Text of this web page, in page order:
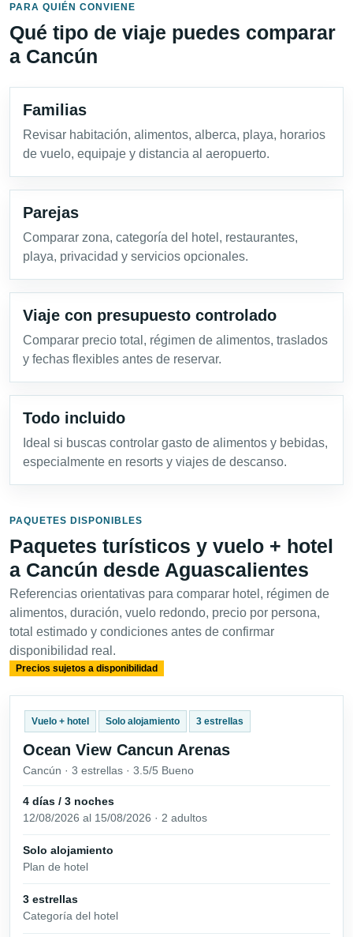
PARA QUIÉN CONVIENE
Qué tipo de viaje puedes comparar
a Cancún
Familias
Revisar habitación, alimentos, alberca, playa, horarios
de vuelo, equipaje y distancia al aeropuerto.
Parejas
Comparar zona, categoría del hotel, restaurantes,
playa, privacidad y servicios opcionales.
Viaje con presupuesto controlado
Comparar precio total, régimen de alimentos, traslados
y fechas flexibles antes de reservar.
Todo incluido
Ideal si buscas controlar gasto de alimentos y bebidas,
especialmente en resorts y viajes de descanso.
PAQUETES DISPONIBLES
Paquetes turísticos y vuelo + hotel
a Cancún desde Aguascalientes
Referencias orientativas para comparar hotel, régimen de
alimentos, duración, vuelo redondo, precio por persona,
total estimado y condiciones antes de confirmar
disponibilidad real.
Precios sujetos a disponibilidad
Vuelo + hotel Solo alojamiento 3 estrellas
Ocean View Cancun Arenas
Cancún · 3 estrellas · 3.5/5 Bueno
4 días / 3 noches
12/08/2026 al 15/08/2026 · 2 adultos
Solo alojamiento
Plan de hotel
3 estrellas
Categoría del hotel